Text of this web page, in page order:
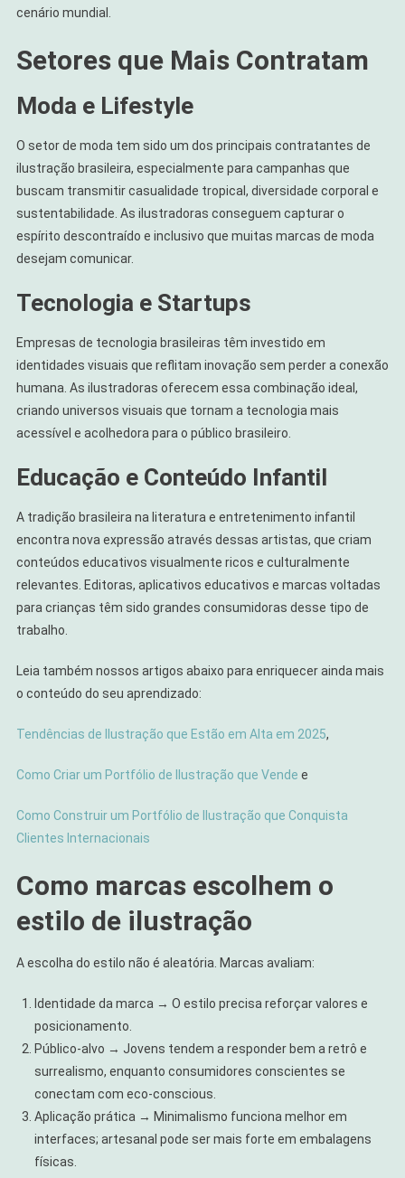
cenário mundial.
Setores que Mais Contratam
Moda e Lifestyle
O setor de moda tem sido um dos principais contratantes de
ilustração brasileira, especialmente para campanhas que
buscam transmitir casualidade tropical, diversidade corporal e
sustentabilidade. As ilustradoras conseguem capturar o
espírito descontraído e inclusivo que muitas marcas de moda
desejam comunicar.
Tecnologia e Startups
Empresas de tecnologia brasileiras têm investido em
identidades visuais que reflitam inovação sem perder a conexão
humana. As ilustradoras oferecem essa combinação ideal,
criando universos visuais que tornam a tecnologia mais
acessível e acolhedora para o público brasileiro.
Educação e Conteúdo Infantil
A tradição brasileira na literatura e entretenimento infantil
encontra nova expressão através dessas artistas, que criam
conteúdos educativos visualmente ricos e culturalmente
relevantes. Editoras, aplicativos educativos e marcas voltadas
para crianças têm sido grandes consumidoras desse tipo de
trabalho.
Leia também nossos artigos abaixo para enriquecer ainda mais
o conteúdo do seu aprendizado:
Tendências de Ilustração que Estão em Alta em 2025,
Como Criar um Portfólio de Ilustração que Vende e
Como Construir um Portfólio de Ilustração que Conquista
Clientes Internacionais
Como marcas escolhem o
estilo de ilustração
A escolha do estilo não é aleatória. Marcas avaliam:
Identidade da marca → O estilo precisa reforçar valores e
posicionamento.
Público-alvo → Jovens tendem a responder bem a retrô e
surrealismo, enquanto consumidores conscientes se
conectam com eco-conscious.
Aplicação prática → Minimalismo funciona melhor em
interfaces; artesanal pode ser mais forte em embalagens
físicas.